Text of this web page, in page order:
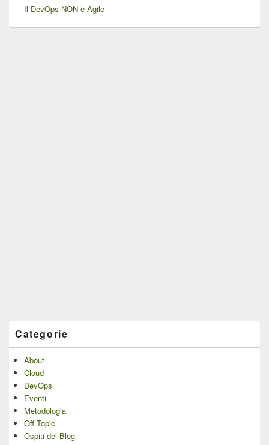
Il DevOps NON è Agile
Categorie
About
Cloud
DevOps
Eventi
Metodologia
Off Topic
Ospiti del Blog